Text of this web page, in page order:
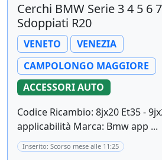
Cerchi BMW Serie 3 4 5 6
Sdoppiati R20
VENETO
VENEZIA
CAMPOLONGO MAGGIORE
ACCESSORI AUTO
Codice Ricambio: 8jx20 Et35 -
applicabilità Marca: Bmw app ...
Inserito: Scorso mese alle 11:25